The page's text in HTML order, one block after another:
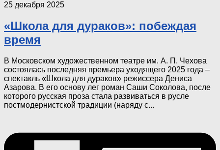
25 декабря 2025
«Школа для дураков»: побеждая
время
В Московском художественном театре им. А. П. Чехова
состоялась последняя премьера уходящего 2025 года –
спектакль «Школа для дураков» режиссера Дениса
Азарова. В его основу лег роман Саши Соколова, после
которого русская проза стала развиваться в русле
постмодернистской традиции (наряду с...